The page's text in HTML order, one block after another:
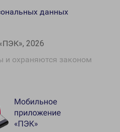
2026
и охраняются законом
данных